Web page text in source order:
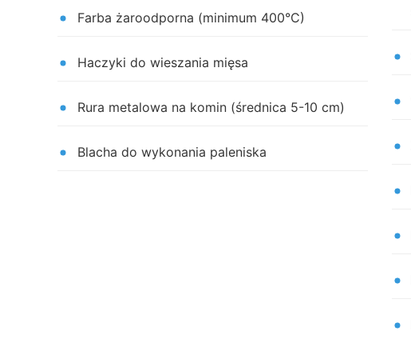
Farba żaroodporna (minimum 400°C)
Haczyki do wieszania mięsa
Rura metalowa na komin (średnica 5-10 cm)
Blacha do wykonania paleniska